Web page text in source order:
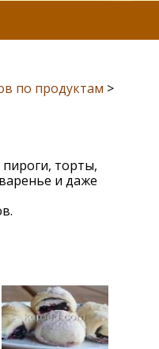
по продуктам >
торты,
и даже